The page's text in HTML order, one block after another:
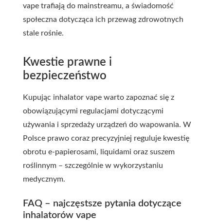
vape trafiają do mainstreamu, a świadomość
społeczna dotycząca ich przewag zdrowotnych
stale rośnie.
Kwestie prawne i
bezpieczeństwo
Kupując inhalator vape warto zapoznać się z
obowiązującymi regulacjami dotyczącymi
używania i sprzedaży urządzeń do wapowania. W
Polsce prawo coraz precyzyjniej reguluje kwestię
obrotu e-papierosami, liquidami oraz suszem
roślinnym – szczególnie w wykorzystaniu
medycznym.
FAQ – najczęstsze pytania dotyczące
inhalatorów vape